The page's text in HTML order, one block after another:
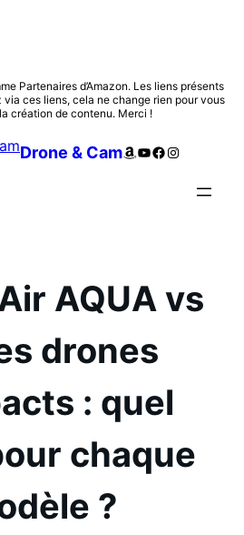
Partenaires d’Amazon. Les liens présents
ces liens, cela ne change rien pour vous
création de contenu. Merci !
Drone & CamAmazon
YouTube
Facebook
Instagram
AQUA vs
drones
: quel
chaque
?